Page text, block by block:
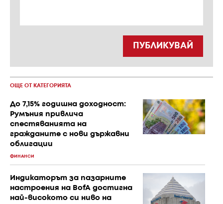
ПУБЛИКУВАЙ
ОЩЕ ОТ КАТЕГОРИЯТА
До 7,15% годишна доходност:
Румъния привлича
спестяванията на
гражданите с нови държавни
облигации
ФИНАНСИ
Индикаторът за пазарните
настроения на BofA достигна
най-високото си ниво на